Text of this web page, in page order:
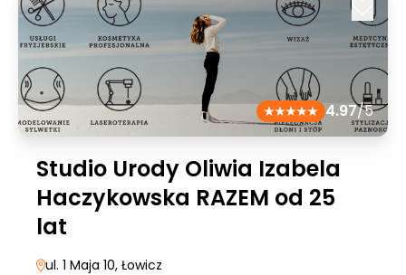
4.97/5
Studio Urody Oliwia Izabela
Haczykowska RAZEM od 25
lat
ul. 1 Maja 10, Łowicz